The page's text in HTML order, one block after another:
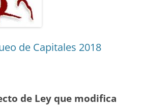
de Capitales 2018
de Ley que modifica